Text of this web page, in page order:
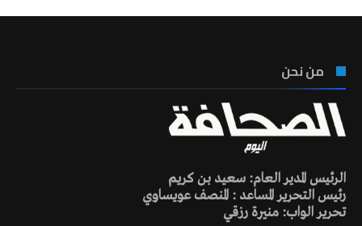
من نحن
الرئيس المدير العام: سعيد بن كريم
رئيس التحرير المساعد : المنصف عويساوي
تحرير الواب: منيرة رزقي